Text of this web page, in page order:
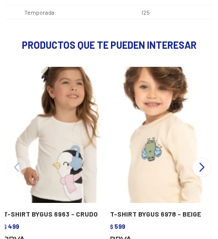
Temporada I25
PRODUCTOS QUE TE PUEDEN INTERESAR
T-SHIRT BYGUS 6963 - CRUDO
$ 499
T-SHIRT BYGUS 6978 - BEIGE
$ 599